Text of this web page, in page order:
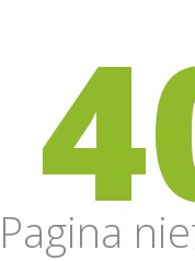
Pagina